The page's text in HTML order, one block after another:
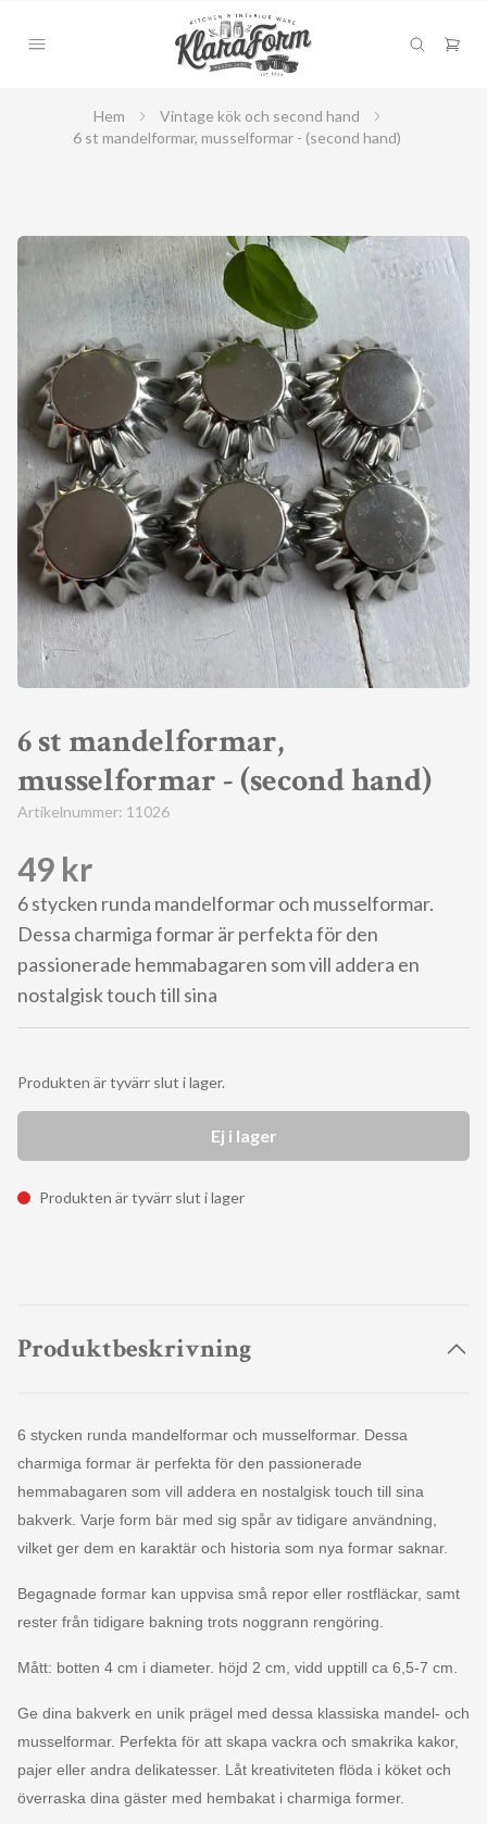
Hem
Vintage kök och second hand
6 st mandelformar, musselformar - (second hand)
6 st mandelformar,
musselformar - (second hand)
Artikelnummer: 11026
49 kr
6 stycken runda mandelformar och musselformar.
Dessa charmiga formar är perfekta för den
passionerade hemmabagaren som vill addera en
nostalgisk touch till sina
Produkten är tyvärr slut i lager.
Ej i lager
Produkten är tyvärr slut i lager
Produktbeskrivning
6 stycken runda mandelformar och musselformar. Dessa
charmiga formar är perfekta för den passionerade
hemmabagaren som vill addera en nostalgisk touch till sina
bakverk. Varje form bär med sig spår av tidigare användning,
vilket ger dem en karaktär och historia som nya formar saknar.
Begagnade formar kan uppvisa små repor eller rostfläckar, samt
rester från tidigare bakning trots noggrann rengöring.
Mått: botten 4 cm i diameter. höjd 2 cm, vidd upptill ca 6,5-7 cm.
Ge dina bakverk en unik prägel med dessa klassiska mandel- och
musselformar. Perfekta för att skapa vackra och smakrika kakor,
pajer eller andra delikatesser. Låt kreativiteten flöda i köket och
överraska dina gäster med hembakat i charmiga former.